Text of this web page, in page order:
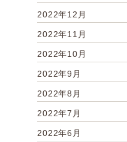
2022年12月
2022年11月
2022年10月
2022年9月
2022年8月
2022年7月
2022年6月